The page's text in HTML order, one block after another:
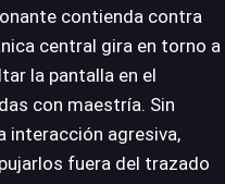
contienda contra
central gira en torno a
la pantalla en el
con maestría. Sin
interacción agresiva,
fuera del trazado